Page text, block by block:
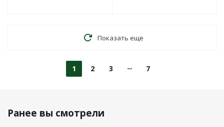
Показать еще
1 2 3 7
Ранее вы смотрели